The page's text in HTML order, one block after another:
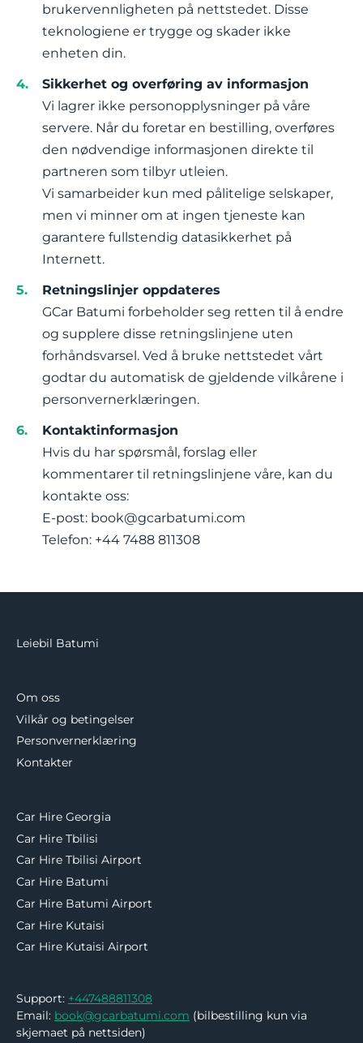
brukervennligheten på nettstedet. Disse
teknologiene er trygge og skader ikke
enheten din.
Sikkerhet og overføring av informasjon
Vi lagrer ikke personopplysninger på våre
servere. Når du foretar en bestilling, overføres
den nødvendige informasjonen direkte til
partneren som tilbyr utleien.
Vi samarbeider kun med pålitelige selskaper,
men vi minner om at ingen tjeneste kan
garantere fullstendig datasikkerhet på
Internett.
Retningslinjer oppdateres
GCar Batumi forbeholder seg retten til å endre
og supplere disse retningslinjene uten
forhåndsvarsel. Ved å bruke nettstedet vårt
godtar du automatisk de gjeldende vilkårene i
personvernerklæringen.
Kontaktinformasjon
Hvis du har spørsmål, forslag eller
kommentarer til retningslinjene våre, kan du
kontakte oss:
E-post: book@gcarbatumi.com
Telefon: +44 7488 811308
Leiebil Batumi
Om oss
Vilkår og betingelser
Personvernerklæring
Kontakter
Car Hire Georgia
Car Hire Tbilisi
Car Hire Tbilisi Airport
Car Hire Batumi
Car Hire Batumi Airport
Car Hire Kutaisi
Car Hire Kutaisi Airport
Support: +447488811308
Email: book@gcarbatumi.com (bilbestilling kun via
skjemaet på nettsiden)